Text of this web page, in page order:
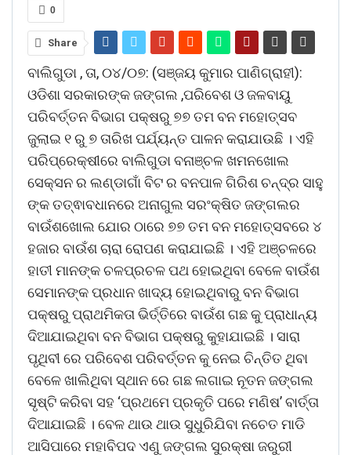
0
Share
ବାଲିଗୁଡା , ତା, ୦୪/୦୭: (ସଞ୍ଜୟ କୁମାର ପାଣିଗ୍ରାହୀ):
ଓଡିଶା ସରକାରଙ୍କ ଜଙ୍ଗଲ ,ପରିବେଶ ଓ ଜଳବାୟୁ
ପରିବର୍ତ୍ତନ ବିଭାଗ ପକ୍ଷରୁ ୭୭ ତମ ବନ ମହୋତ୍ସବ
ଜୁଲାଇ ୧ ରୁ ୭ ତାରିଖ ପର୍ଯ୍ୟନ୍ତ ପାଳନ କରାଯାଉଛି । ଏହି
ପରିପ୍ରେକ୍ଷୀରେ ବାଲିଗୁଡା ବନାଞ୍ଚଳ ଖମନଖୋଲ
ସେକ୍ସନ ର ଲଣ୍ଡାଗାଁ ବିଟ ର ବନପାଳ ଗିରିଶ ଚନ୍ଦ୍ର ସାହୁ
ଙ୍କ ତତ୍ଵାବଧାନରେ ଅନାଗୁଲ ସରଂକ୍ଷିତ ଜଙ୍ଗଲର
ବାଉଁଶଖୋଲ ଯୋର ଠାରେ ୭୭ ତମ ବନ ମହୋତ୍ସବରେ ୪
ହଜାର ବାଉଁଶ ଚାରା ରୋପଣ କରାଯାଇଛି । ଏହି ଅଞ୍ଚଳରେ
ହାତୀ ମାନଙ୍କ ଚଳପ୍ରଚଳ ପଥ ହୋଇଥିବା ବେଳେ ବାଉଁଶ
ସେମାନଙ୍କ ପ୍ରଧାନ ଖାଦ୍ୟ ହୋଇଥିବାରୁ ବନ ବିଭାଗ
ପକ୍ଷରୁ ପ୍ରାଥମିକତା ଭିର୍ତ୍ତିରେ ବାଉଁଶ ଗଛ କୁ ପ୍ରାଧାନ୍ୟ
ଦିଆଯାଇଥିବା ବନ ବିଭାଗ ପକ୍ଷରୁ କୁହାଯାଇଛି । ସାରା
ପୃଥିବୀ ରେ ପରିବେଶ ପରିବର୍ତ୍ତନ କୁ ନେଇ ଚିନ୍ତିତ ଥିବା
ବେଳେ ଖାଲିଥିବା ସ୍ଥାନ ରେ ଗଛ ଲଗାଇ ନୂତନ ଜଙ୍ଗଲ
ସୃଷ୍ଟି କରିବା ସହ ‘ପ୍ରଥମେ ପ୍ରକୃତି ପରେ ମଣିଷ’ ବାର୍ତ୍ତା
ଦିଆଯାଇଛି । ବେଳ ଥାଉ ଥାଉ ସୁଧୁରିଯିବା ନଚେତ ମାଡି
ଆସିପାରେ ମହାବିପଦ ଏଣୁ ଜଙ୍ଗଲ ସୁରକ୍ଷା ଜରୁରୀ